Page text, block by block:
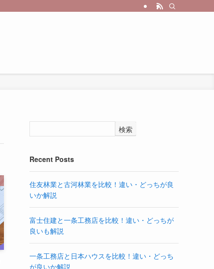
検索
Recent Posts
住友林業と古河林業を比較！違い・どっちが良
いか解説
富士住建と一条工務店を比較！違い・どっちが
良いも解説
一条工務店と日本ハウスを比較！違い・どっち
が良いか解説